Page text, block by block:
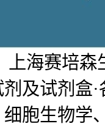
上海赛培森
及试剂盒
胞生物学